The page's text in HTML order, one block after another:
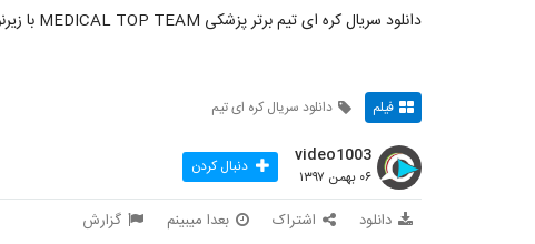
دانلود سریال کره ای تیم برتر پزشکی MEDICAL TOP TEAM با زیرنویس فارسی EP 15
فیلم دانلود سریال کره ای تیم
video1003
۰۶ بهمن ۱۳۹۷ دنبال کردن
دانلود اشتراک بعدا میبینم گزارش